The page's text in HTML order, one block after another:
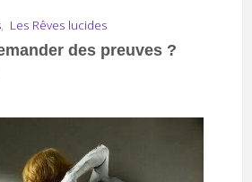
, Les Rêves lucides
des preuves ?